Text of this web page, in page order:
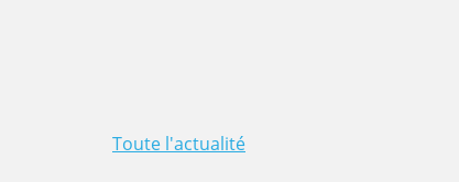
Toute l'actualité